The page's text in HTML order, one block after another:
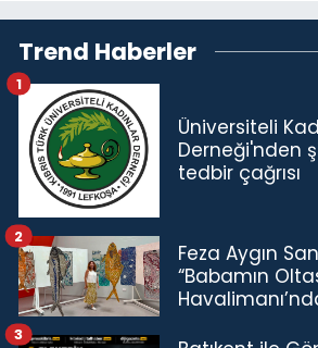
Trend Haberler
Üniversiteli
Derneği'nden
tedbir çağrısı
1
Feza Aygın
“Babamın
2
3